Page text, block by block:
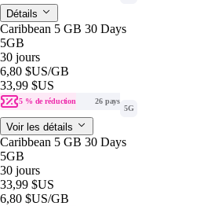
Détails
Caribbean 5 GB 30 Days
5GB
30 jours
6,80 $US/GB
33,99 $US
5 % de réduction
26 pays
5G
Voir les détails
Caribbean 5 GB 30 Days
5GB
30 jours
33,99 $US
6,80 $US/GB